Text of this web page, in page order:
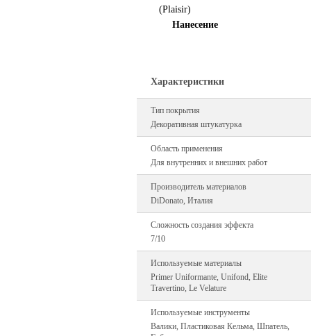
Нанесение
Характеристики
Тип покрытия
Декоративная штукатурка
Область применения
Для внутренних и внешних работ
Производитель материалов
DiDonato, Италия
Сложность создания эффекта
7/10
Используемые материалы
Primer Uniformante, Unifond, Elite
Travertino, Le Velature
Используемые инструменты
Валики, Пластиковая Кельма, Шпатель,